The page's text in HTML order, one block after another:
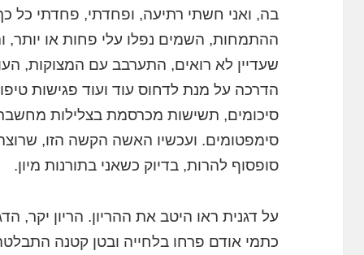
בה, ואני חשתי רתיעה, ופחדתי, פחדתי כל
ההתמחות, השמים נפלו עלי פחות או יותר,
שעדיין לא רואים, התערבב עם המצוקות,
הדרכה על מנת לדחוס עוד ועוד פגישות
סיכומים, תשישות מכרסמת בצלילות
סימפטומים. ועכשיו האשה הקשה הזו,
סופסוף להרות, בדיוק כשאני בתורנות מיון.
על דגנית ראו היטב את ההריון. הריון יקר,
כתמי אודם פרחו בלחייה ובטן קטנה